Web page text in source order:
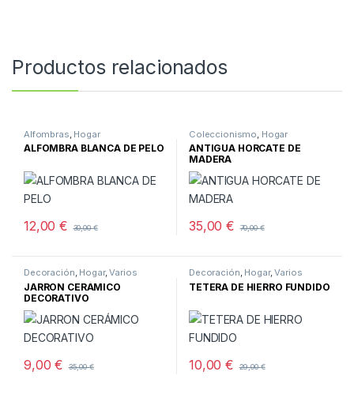
Productos relacionados
Alfombras Hogar
ALFOMBRA BLANCA DE PELO
12,00€ 30,00€
Coleccionismo Hogar
ANTIGUA HORCATE DE
MADERA
35,00€ 70,00€
Decoración, Hogar,Varios
JARRON CERÁMICO
DECORATIVO
9,00€ 35,00€
Decoración, Hogar,Varios
TETERA DE HIERRO FUNDIDO
10,00€ 29,00€